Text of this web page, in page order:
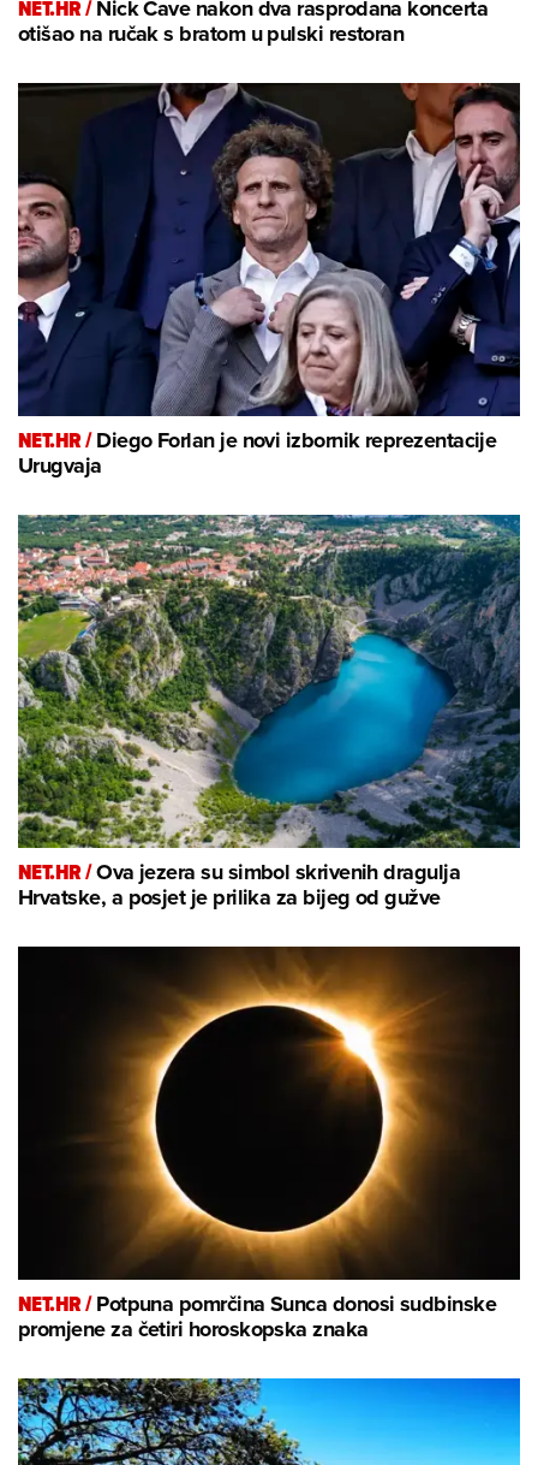
NET.HR /Nick Cave nakon dva rasprodana koncerta
otišao na ručak s bratom u pulski restoran
NET.HR /Diego Forlan je novi izbornik reprezentacije
Urugvaja
NET.HR /Ova jezera su simbol skrivenih dragulja
Hrvatske, a posjet je prilika za bijeg od gužve
NET.HR /Potpuna pomrčina Sunca donosi sudbinske
promjene za četiri horoskopska znaka